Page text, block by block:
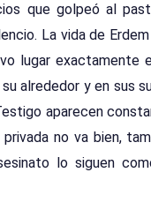
que golpeó al
La vida de
lugar exactamente
alrededor y en sus
aparecen
no va bien,
lo siguen